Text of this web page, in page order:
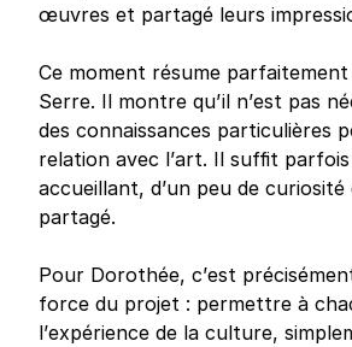
œuvres et partagé leurs
Ce moment résume parfaitement
Serre. Il montre qu’il n’est pas
des connaissances particulières
relation avec l’art. Il suffit parfois
accueillant, d’un peu de curiosité
partagé.
Pour Dorothée, c’est
force du projet : permettre à
l’expérience de la culture,